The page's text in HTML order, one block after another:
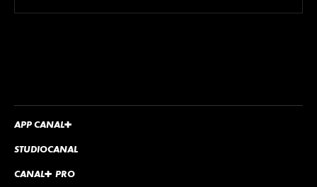
APPCANAL+
STUDIOCANAL
CANAL+ PRO